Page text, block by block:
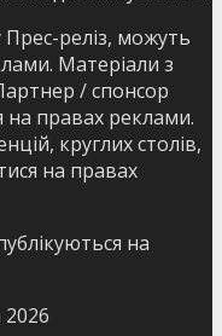
реліз, можуть
Матеріали з
/ спонсор
на правах реклами.
круглих столів,
на правах
на
2026